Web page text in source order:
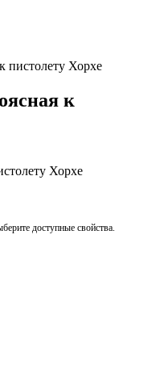
пистолету Хорхе
к
доступные свойства.